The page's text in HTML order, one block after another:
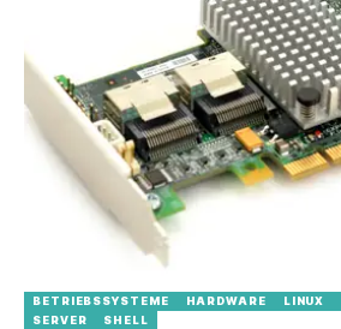
BETRIEBSSYSTEME HARDWARE LINUX
SERVER
SHELL